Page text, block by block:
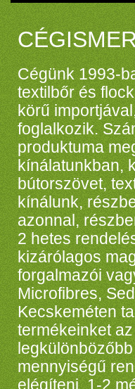
Cégünk 1993-
textilbőr és
körű
foglalkozik.
produktuma
kínálatunkban,
bútorszövet,
kínálunk,
azonnal,
2 hetes
kizárólagos
forgalmazói
Microfibres,
Kecskeméten
termékeinket
mennyiségű
elégíteni, 1-2